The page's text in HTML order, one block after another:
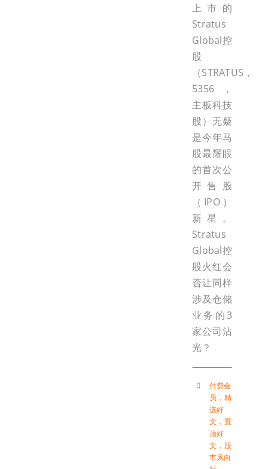
上市的
Stratus
Global控
股
（STRATUS，
5356，
主板科技
股）无疑
是今年马
股最耀眼
的首次公
开售股
（IPO）
新星。
Stratus
Global控
股火红会
否让同样
涉及仓储
业务的3
家公司沾
光？
付费会
员 ， 精
选好
文 ， 置
顶好
文 ， 股
市风向